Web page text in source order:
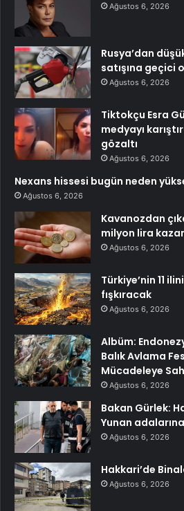
Ağustos 6, 2026
Rusya’dan
satışına geçici
Ağustos 6, 2026
Tiktokçu Esra
medyayı
gözaltı
Ağustos 6, 2026
Nexans hissesi bugün neden
Ağustos 6, 2026
Kavanozdan
milyon lira
Ağustos 6, 2026
Türkiye’nin 11
fışkıracak
Ağustos 6, 2026
Albüm:
Balık Avlama
Mücadeleye
Ağustos 6, 2026
Bakan Gürlek:
Yunan
Ağustos 6, 2026
Hakkari’de
Ağustos 6, 2026